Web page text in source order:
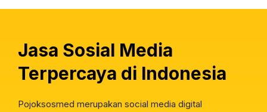
Jasa Sosial Media
Terpercaya di Indonesia
Pojoksosmed merupakan social media digital